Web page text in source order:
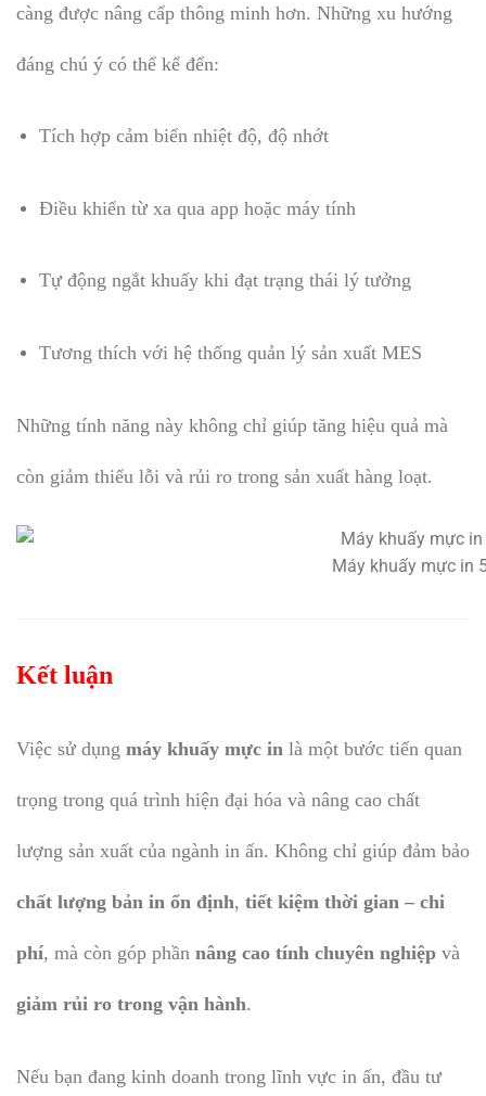
càng được nâng cấp thông minh hơn. Những xu hướng
đáng chú ý có thể kể đến:
Tích hợp cảm biến nhiệt độ, độ nhớt
Điều khiển từ xa qua app hoặc máy tính
Tự động ngắt khuấy khi đạt trạng thái lý tưởng
Tương thích với hệ thống quản lý sản xuất MES
Những tính năng này không chỉ giúp tăng hiệu quả mà
còn giảm thiểu lỗi và rủi ro trong sản xuất hàng loạt.
Máy khuấy mực in
Kết luận
Việc sử dụng máy khuấy mực in là một bước tiến quan
trọng trong quá trình hiện đại hóa và nâng cao chất
lượng sản xuất của ngành in ấn. Không chỉ giúp đảm bảo
chất lượng bản in ổn định, tiết kiệm thời gian – chi
phí, mà còn góp phần nâng cao tính chuyên nghiệp và
giảm rủi ro trong vận hành.
Nếu bạn đang kinh doanh trong lĩnh vực in ấn, đầu tư